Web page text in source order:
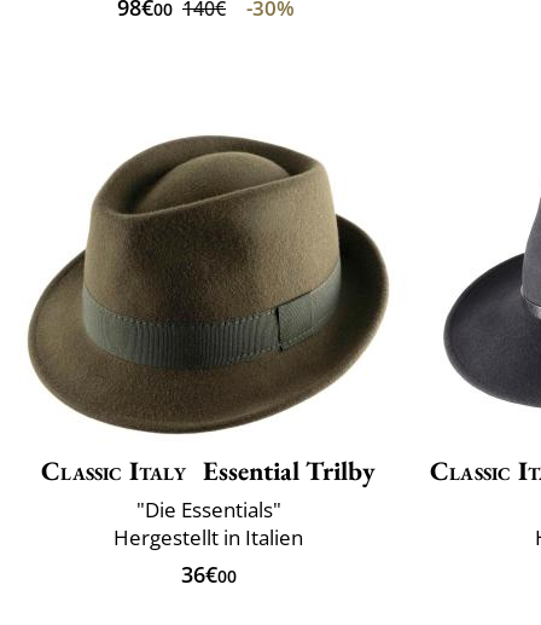
98€00 140€ -30%
Classic Italy Essential Trilby
"Die Essentials"
Hergestellt in Italien
36€00
Classic